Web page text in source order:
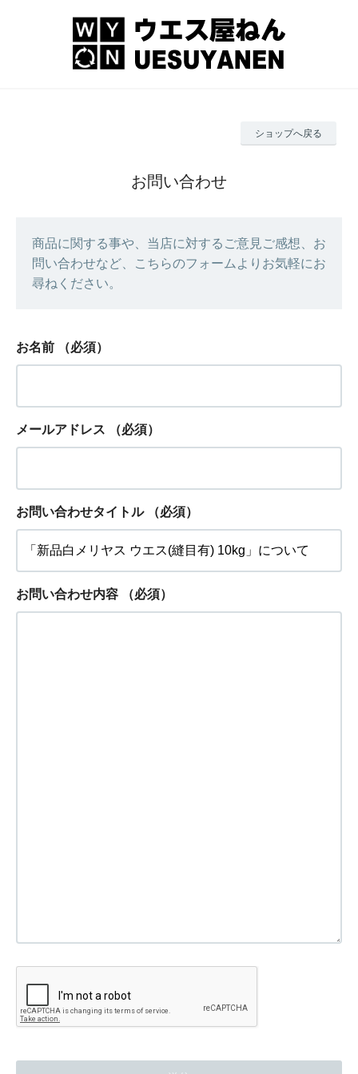
ショップへ戻る
お問い合わせ
商品に関する事や、当店に対するご意見ご感想、お
問い合わせなど、こちらのフォームよりお気軽にお
尋ねください。
お名前 （必須）
メールアドレス （必須）
お問い合わせタイトル （必須）
お問い合わせ内容 （必須）